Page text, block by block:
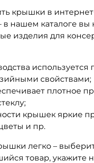
крышки в
в нашем каталоге вы
изделия для
используется
свойствами;
плотное
крышек яркие
и пр.
легко –
товар, укажите